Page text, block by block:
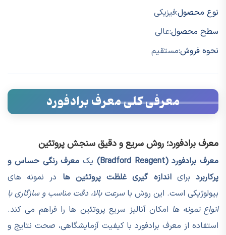
نوع محصول:فیزیکی
سطح محصول:عالی
نحوه فروش:مستقیم
معرفی کلی معرف برادفورد
معرف برادفورد؛ روش سریع و دقیق سنجش پروتئین
معرف برادفورد (Bradford Reagent) یک معرف رنگی حساس و
پرکاربردبرایاندازه گیری غلظت پروتئین ها در نمونه های
بیولوژیکی است. این روش باسرعت بالا، دقت مناسب و سازگاری با
انواع نمونه ها امکان آنالیز سریع پروتئین ها را فراهم می کند.
استفاده از معرف برادفورد با کیفیت آزمایشگاهی، صحت نتایج و